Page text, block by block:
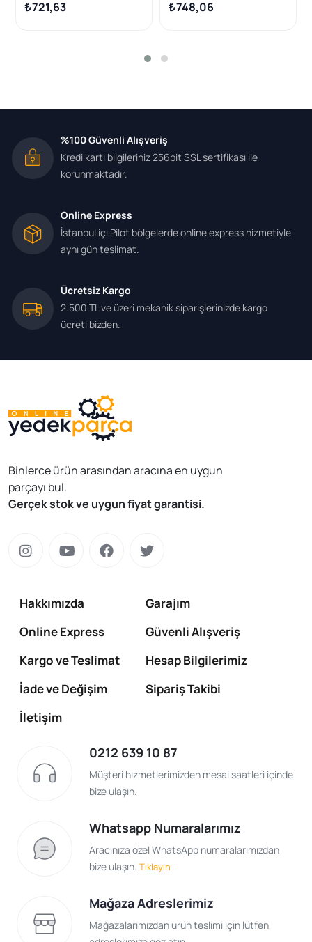
₺721,63
308 2007-2013, 2008
₺748,06
%100 Güvenli Alışveriş
Kredi kartı bilgileriniz 256bit SSL sertifikası ile
korunmaktadır.
Online Express
İstanbul içi Pilot bölgelerde online express hizmetiyle
aynı gün teslimat.
Ücretsiz Kargo
2.500 TL ve üzeri mekanik siparişlerinizde kargo
ücreti bizden.
Binlerce ürün arasından aracına en uygun
parçayı bul.
Gerçek stok ve uygun fiyat garantisi.
Hakkımızda
Garajım
Online Express
Güvenli Alışveriş
Kargo ve Teslimat
Hesap Bilgilerimiz
İade ve Değişim
Sipariş Takibi
İletişim
0212 639 10 87
Müşteri hizmetlerimizden mesai saatleri içinde
bize ulaşın.
Whatsapp Numaralarımız
Aracınıza özel WhatsApp numaralarımızdan
bize ulaşın. Tıklayın
Mağaza Adreslerimiz
Mağazalarımızdan ürün teslimi için lütfen